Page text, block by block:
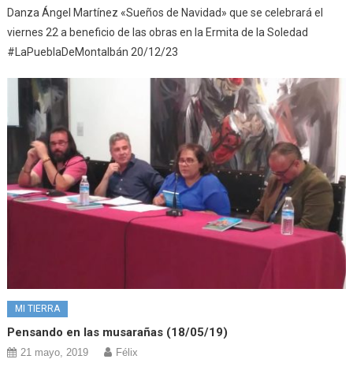
Danza Ángel Martínez «Sueños de Navidad» que se celebrará el
viernes 22 a beneficio de las obras en la Ermita de la Soledad
#LaPueblaDeMontalbán 20/12/23
MI TIERRA
Pensando en las musarañas (18/05/19)
21 mayo, 2019 Félix